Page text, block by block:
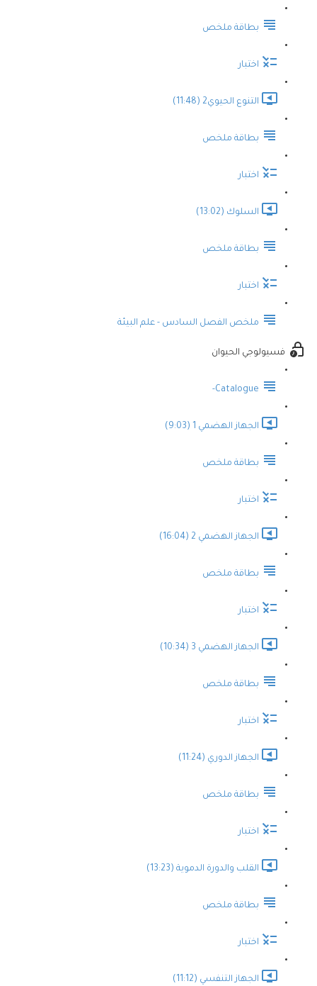
بطاقة ملخص
اختبار
التنوع الحيوي2 (11:48)
بطاقة ملخص
اختبار
السلوك (13:02)
بطاقة ملخص
اختبار
ملخص الفصل السادس - علم البيئة
فسيولوجي الحيوان
Catalogue-
الجهاز الهضمي 1 (9:03)
بطاقة ملخص
اختبار
الجهاز الهضمي 2 (16:04)
بطاقة ملخص
اختبار
الجهاز الهضمي 3 (10:34)
بطاقة ملخص
اختبار
الجهاز الدوري (11:24)
بطاقة ملخص
اختبار
القلب والدورة الدموية (13:23)
بطاقة ملخص
اختبار
الجهاز التنفسي (11:12)